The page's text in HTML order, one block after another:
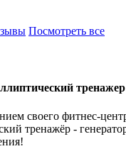
Посмотреть все
тренажер
своего фитнес-
тренажёр -